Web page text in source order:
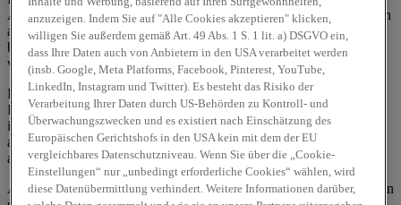
Ausnutzung des Kraftstoffs durch das Fahrzeug ab, sondern werden
auch vom Fahrverhalten und anderen nichttechnischen Faktoren
beeinflusst. CO₂ ist das für die Erderwärmung hauptsächlich
verantwortliche Treibhausgas.
Ein Leitfaden über den Kraftstoffverbrauch und die CO₂-
Emissionen aller in Deutschland angebotenen neuen Pkw-Modelle
ist unentgeltlich einsehbar an jedem Verkaufsort, an dem Pkw
ausgestellt oder angeboten werden. Der Leitfaden ist auch
abrufbar.
Alle Angaben und Abbildungen sind als unverbindlich zu betrachten
anzuzeigen. Indem Sie auf "Alle Cookies akzeptieren" klicken,
willigen Sie außerdem gemäß Art. 49 Abs. 1 S. 1 lit. a) DSGVO ein,
dass Ihre Daten auch von Anbietern in den USA verarbeitet werden
(insb. Google, Meta Platforms, Facebook, Pinterest, YouTube,
LinkedIn, Instagram und Twitter). Es besteht das Risiko der
Verarbeitung Ihrer Daten durch US-Behörden zu Kontroll- und
Überwachungszwecken und es existiert nach Einschätzung des
Europäischen Gerichtshofs in den USA kein mit dem der EU
vergleichbares Datenschutzniveau. Wenn Sie über die „Cookie-
Einstellungen“ nur „unbedingt erforderliche Cookies“ wählen, wird
diese Datenübermittlung verhindert. Weitere Informationen darüber,